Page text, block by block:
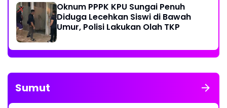
Oknum PPPK KPU Sungai Penuh
Diduga Lecehkan Siswi di Bawah
Umur, Polisi Lakukan Olah TKP
Sumut